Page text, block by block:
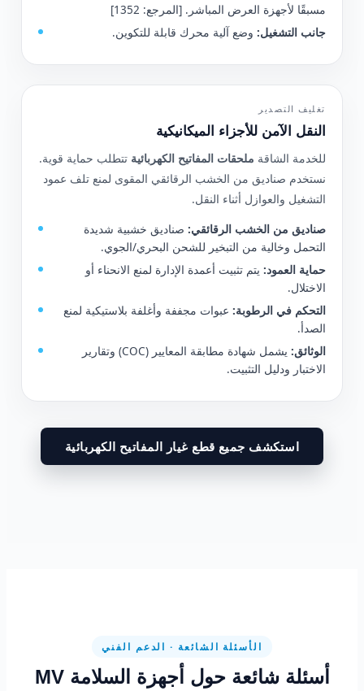
مسبقًا لأجهزة العرض المباشر. [المرجع: 1352]
جانب التشغيل: وضع آلية محرك قابلة للتكوين.
تغليف التصدير
النقل الآمن للأجزاء الميكانيكية
للخدمة الشاقة ملحقات المفاتيح الكهربائية تتطلب حماية قوية.
نستخدم صناديق من الخشب الرقائقي المقوى لمنع تلف عمود
التشغيل والعوازل أثناء النقل.
صناديق من الخشب الرقائقي: صناديق خشبية شديدة
التحمل وخالية من التبخير للشحن البحري/الجوي.
حماية العمود: يتم تثبيت أعمدة الإدارة لمنع الانحناء أو
الاختلال.
التحكم في الرطوبة: عبوات مجففة وأغلفة بلاستيكية لمنع
الصدأ.
الوثائق:
يشمل شهادة مطابقة المعايير (COC) وتقارير
الاختبار ودليل التثبيت.
استكشف جميع قطع غيار المفاتيح الكهربائية
الأسئلة الشائعة · الدعم الفني
أسئلة شائعة حول أجهزة السلامة MV